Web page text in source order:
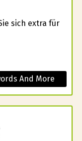
sich extra für
And More